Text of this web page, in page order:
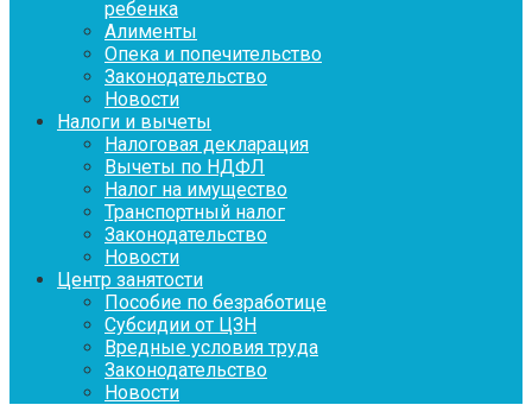
ребенка
Алименты
Опека и попечительство
Законодательство
Новости
Налоги и вычеты
Налоговая декларация
Вычеты по НДФЛ
Налог на имущество
Транспортный налог
Законодательство
Новости
Центр занятости
Пособие по безработице
Субсидии от ЦЗН
Вредные условия труда
Законодательство
Новости